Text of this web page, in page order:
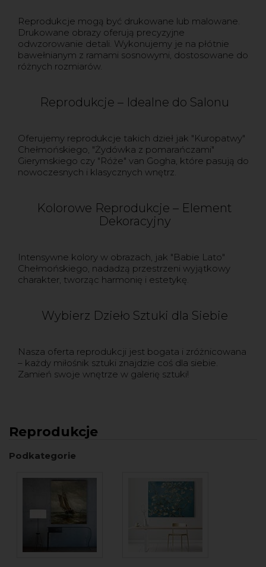
Reprodukcje mogą być drukowane lub malowane.
Drukowane obrazy oferują precyzyjne
odwzorowanie detali. Wykonujemy je na płótnie
bawełnianym z ramami sosnowymi, dostosowane do
różnych rozmiarów.
Reprodukcje – Idealne do Salonu
Oferujemy reprodukcje takich dzieł jak "Kuropatwy"
Chełmońskiego, "Żydówka z pomarańczami"
Gierymskiego czy "Róże" van Gogha, które pasują do
nowoczesnych i klasycznych wnętrz.
Kolorowe Reprodukcje – Element
Dekoracyjny
Intensywne kolory w obrazach, jak "Babie Lato"
Chełmońskiego, nadadzą przestrzeni wyjątkowy
charakter, tworząc harmonię i estetykę.
Wybierz Dzieło Sztuki dla Siebie
Nasza oferta reprodukcji jest bogata i zróżnicowana
– każdy miłośnik sztuki znajdzie coś dla siebie.
Zamień swoje wnętrze w galerię sztuki!
Reprodukcje
Podkategorie